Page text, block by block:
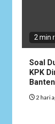
2 min
Soal
KPK
Banten
2 hari